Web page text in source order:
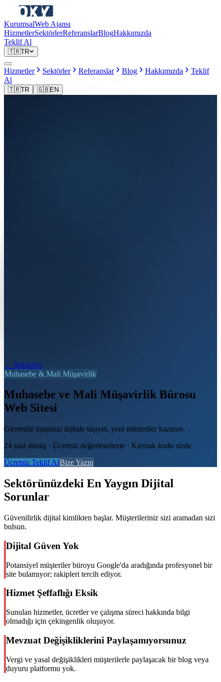
KurumsalWeb Ajansı
HizmetlerSektörlerReferanslarBlogHakkımızda
Teklif Al
🇹🇷TR
Hizmetler Sektörler Referanslar Blog Hakkımızda
Teklif
Al
🇹🇷TR 🇬🇧EN
← Sektörler
Muhasebe & Mali Müşavirlik
Muhasebe ve Mali Müşavirlik Bürosu
Web Sitesi
Güvenilir imajınızı dijitale taşıyın, yeni müşteriler kazanın.
24 saat dönüş · Ücretsiz değerlendirme · Kaynak kodu sizde
Ücretsiz Teklif AlBize Yazın
Sektörünüzdeki En Yaygın Dijital
Sorunlar
Güvenilirlik dijital kimlikten başlar. Müşterileriniz sizi aramadan sizi
bulsun.
Dijital Güven Yok
Potansiyel müşteriler büroyu Google'da aradığında profesyonel bir
site bulamıyor; rakipleri tercih ediyor.
Hizmet Şeffaflığı Eksik
Sunulan hizmetler, ücretler ve çalışma süreci hakkında bilgi
olmadığı için çekingenlik oluşuyor.
Mevzuat Değişikliklerini Paylaşamıyorsunuz
Vergi ve yasal değişiklikleri müşterilerle paylaşacak bir blog veya
duyuru platformu yok.